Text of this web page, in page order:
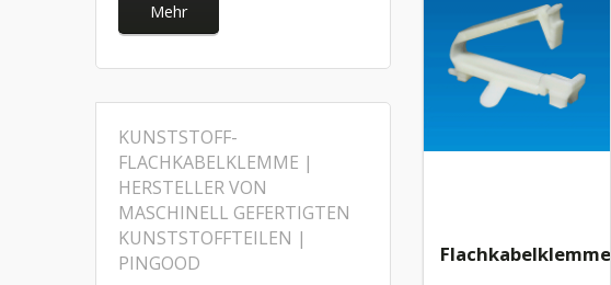
Mehr
KUNSTSTOFF-
FLACHKABELKLEMME |
HERSTELLER VON
MASCHINELL GEFERTIGTEN
KUNSTSTOFFTEILEN |
PINGOOD
Flachkabelklemme